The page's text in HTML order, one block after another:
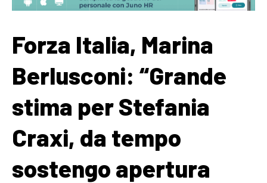
Forza Italia, Marina
Berlusconi: “Grande
stima per Stefania
Craxi, da tempo
sostengo apertura